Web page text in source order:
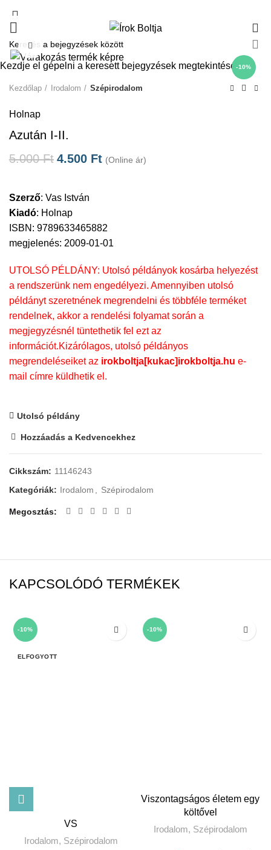
-10%
Click to enlarge
Kezdőlap Irodalom Szépirodalom
Holnap
Azután I-II.
5.000Ft 4.500 Ft (Online ár)
Szerző: Vas István
Kiadó: Holnap
ISBN: 9789633465882
megjelenés: 2009-01-01
UTOLSÓ PÉLDÁNY: Utolsó példányok kosárba helyezést
a rendszerünk nem engedélyezi. Amennyiben utolsó
példányt szeretnének megrendelni és többféle terméket
rendelnek, akkor a rendelési folyamat során a
megjegyzésnél tüntethetik fel ezt az
információt.Kizárólagos, utolsó példányos
megrendeléseiket az irokboltja[kukac]irokboltja.hu e-
mail címre küldhetik el.
Utolsó példány
Hozzáadás a Kedvencekhez
Cikkszám: 11146243
Kategóriák: Irodalom , Szépirodalom
Megosztás
KAPCSOLÓDÓ TERMÉKEK
-10%
ELFOGYOTT
VS
Irodalom, Szépirodalom
-10%
Viszontagságos életem egy
költővel
Irodalom, Szépirodalom
Kezdje el gépelni a keresett bejegyzések megtekintéséhez.